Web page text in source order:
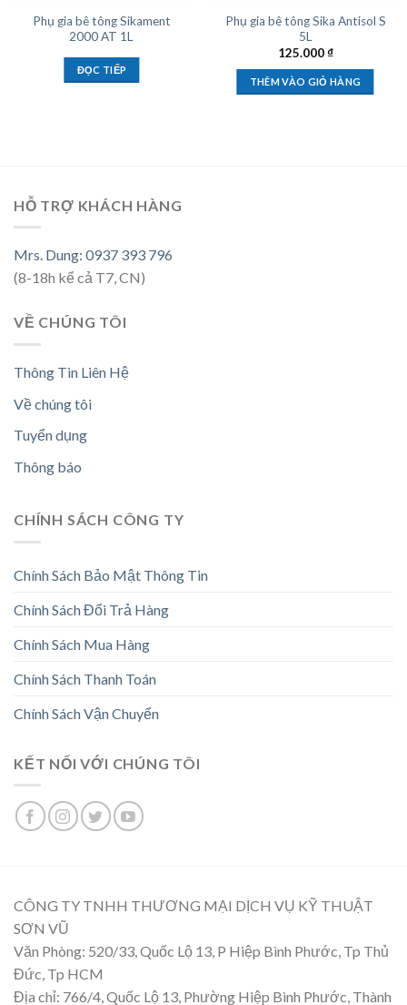
Phụ gia bê tông Sikament
2000 AT 1L
ĐỌC TIẾP
Phụ gia bê tông Sika Antisol S
5L
125.000₫
THÊM VÀO GIỎ HÀNG
HỖ TRỢ KHÁCH HÀNG
Mrs. Dung: 0937 393 796
(8-18h kể cả T7, CN)
VỀ CHÚNG TÔI
Thông Tin Liên Hệ
Về chúng tôi
Tuyển dụng
Thông báo
CHÍNH SÁCH CÔNG TY
Chính Sách Bảo Mật Thông Tin
Chính Sách Đổi Trả Hàng
Chính Sách Mua Hàng
Chính Sách Thanh Toán
Chính Sách Vận Chuyển
KẾT NỐI VỚI CHÚNG TÔI
CÔNG TY TNHH THƯƠNG MẠI DỊCH VỤ KỸ THUẬT
SƠN VŨ
Văn Phòng: 520/33, Quốc Lộ 13, P Hiệp Bình Phước, Tp Thủ
Đức, Tp HCM
Địa chỉ: 766/4, Quốc Lộ 13, Phường Hiệp Bình Phước, Thành